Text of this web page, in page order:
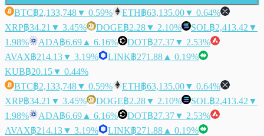
BTC฿2,133,748▼ 0.59% ETH฿63,135.00▼ 0.64%
XRP฿34.21 ▼ 3.45% DOGE฿2.28▼ 2.10% SOL฿2,413.42 ▼
1.98%
ADA฿6.69 ▲ 6.16% DOT฿27.37▼ 2.53%
AVAX฿214.13▼ 3.19% LINK฿271.88 ▲ 0.19%
KUB฿20.15▼ 0.44%
BTC฿2,133,748▼ 0.59% ETH฿63,135.00▼ 0.64%
XRP฿34.21 ▼ 3.45% DOGE฿2.28▼ 2.10% SOL฿2,413.42 ▼
1.98%
ADA฿6.69 ▲ 6.16% DOT฿27.37▼ 2.53%
AVAX฿214.13▼ 3.19% LINK฿271.88 ▲ 0.19%